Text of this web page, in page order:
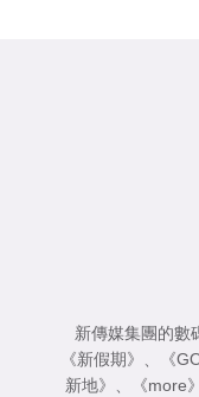
新傳媒集團的數
《新假期》 、 《
新地》 、 《more》